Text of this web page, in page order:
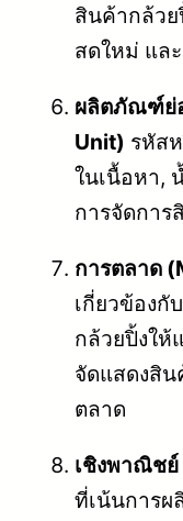
สินค้ากล้วย
สดใหม่ แล
ผลิตภัณฑ์ย่
Unit) รหัส
ในเนื้อหา,
การจัดการ
การตลาด
เกี่ยวข้องกั
กล้วยปิ้งใ
จัดแสดงสิน
ตลาด
เชิงพาณิช
ที่เน้นการผ